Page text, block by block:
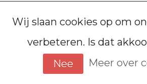
Wij slaan cookies op om
verbeteren. Is dat
Nee
Meer over